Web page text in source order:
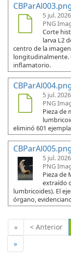
5 jul.
PNG
Corte
larva L2
centro de la
longitudinalmente.
inflamatorio.
5 jul.
PNG
Pieza de
eliminó 601
5 jul.
PNG
Pieza de
extraído
lumbricoides). El
órgano,
« < Anterior
»